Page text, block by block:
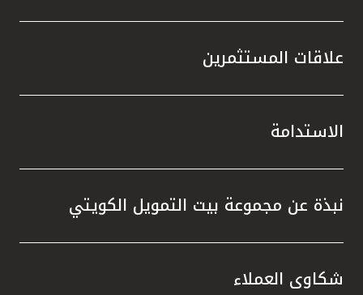
علاقات المستثمرين
الاستدامة
نبذة عن مجموعة بيت التمويل الكويتي
شكاوى العملاء